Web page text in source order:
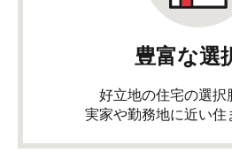
豊富な選
好立地の住宅の選択
実家や勤務地に近い住